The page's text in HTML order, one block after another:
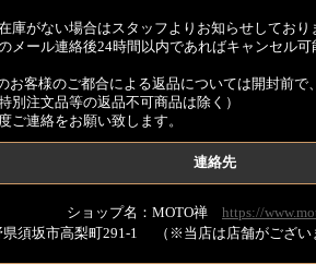
庫がない場合はスタッフよりお知らせしており
メール連絡後24時間以内であればキャンセル可
お客様のご都合による返品については開封前で
別注文品等の返品不可商品は除く）
ご連絡をお願い致します。
連絡先
ショップ名：MOTO禅 https://
須坂市高梨町291-1 （※当店は店舗がござい